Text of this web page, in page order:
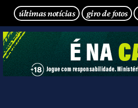
últimas notícias giro de fotos